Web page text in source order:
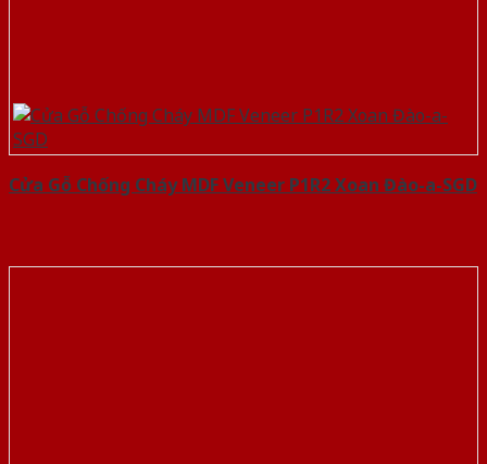
Cửa Gỗ Chống Cháy MDF Veneer P1R2 Xoan Đào-a-SGD